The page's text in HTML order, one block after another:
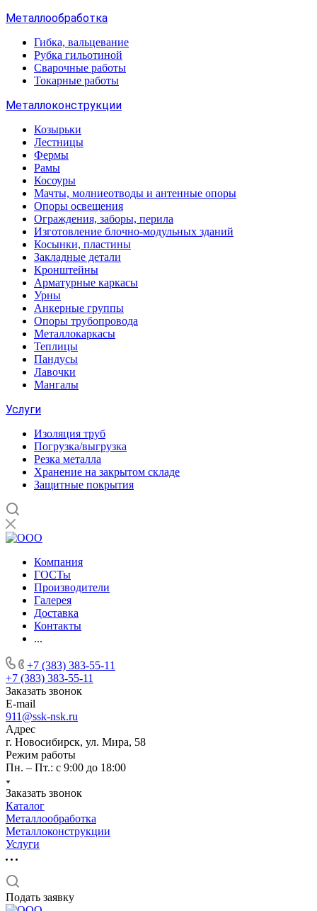
Металлообработка
Гибка, вальцевание
Рубка гильотиной
Сварочные работы
Токарные работы
Металлоконструкции
Козырьки
Лестницы
Фермы
Рамы
Косоуры
Мачты, молниеотводы и антенные опоры
Опоры освещения
Ограждения, заборы, перила
Изготовление блочно-модульных зданий
Косынки, пластины
Закладные детали
Кронштейны
Арматурные каркасы
Урны
Анкерные группы
Опоры трубопровода
Металлокаркасы
Теплицы
Пандусы
Лавочки
Мангалы
Услуги
Изоляция труб
Погрузка/выгрузка
Резка металла
Хранение на закрытом складе
Защитные покрытия
Компания
ГОСТы
Производители
Галерея
Доставка
Контакты
...
+7 (383) 383-55-11
+7 (383) 383-55-11
Заказать звонок
E-mail
911@ssk-nsk.ru
Адрес
г. Новосибирск, ул. Мира, 58
Режим работы
Пн. – Пт.: с 9:00 до 18:00
Заказать звонок
Каталог
Металлообработка
Металлоконструкции
Услуги
Подать заявку